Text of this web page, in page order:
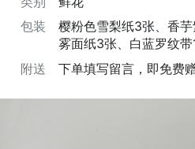
包装
樱粉色雪梨纸3张、香
雾面纸3张、白蓝罗纹带
附送
下单填写留言，即免费